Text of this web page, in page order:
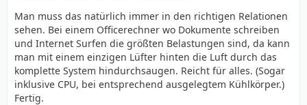
Man muss das natürlich immer in den richtigen Relationen
sehen. Bei einem Officerechner wo Dokumente schreiben
und Internet Surfen die größten Belastungen sind, da kann
man mit einem einzigen Lüfter hinten die Luft durch das
komplette System hindurchsaugen. Reicht für alles. (Sogar
inklusive CPU, bei entsprechend ausgelegtem Kühlkörper.)
Fertig.